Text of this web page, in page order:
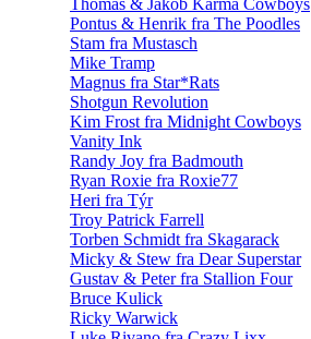
Pontus & Henrik fra The Poodles
Stam fra Mustasch
Mike Tramp
Magnus fra Star*Rats
Shotgun Revolution
Kim Frost fra Midnight Cowboys
Vanity Ink
Randy Joy fra Badmouth
Ryan Roxie fra Roxie77
Heri fra Týr
Troy Patrick Farrell
Torben Schmidt fra Skagarack
Micky & Stew fra Dear Superstar
Gustav & Peter fra Stallion Four
Bruce Kulick
Ricky Warwick